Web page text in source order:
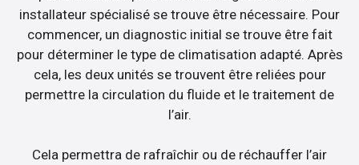
installateur spécialisé se trouve être nécessaire. Pour
commencer, un diagnostic initial se trouve être fait
pour déterminer le type de climatisation adapté. Après
cela, les deux unités se trouvent être reliées pour
permettre la circulation du fluide et le traitement de
l’air.
Cela permettra de rafraîchir ou de réchauffer l’air